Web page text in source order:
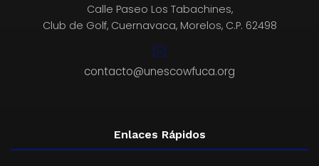
Calle Paseo Los Tabachines,
Club de Golf, Cuernavaca, Morelos, C.P. 62498
contacto@unescowfuca.org
Enlaces Rápidos